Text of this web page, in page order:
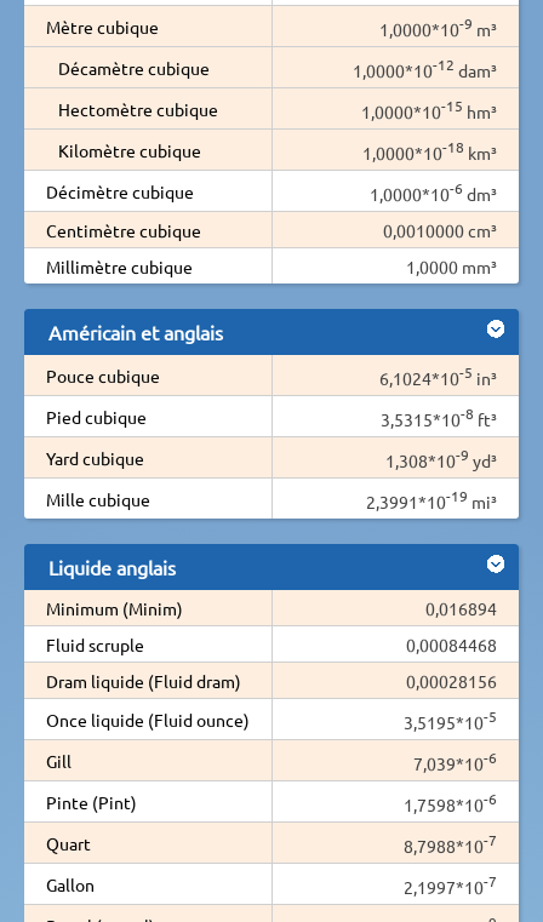
Mètre cubique
1,0000*10-9 m³
Décamètre cubique
1,0000*10-12 dam³
Hectomètre cubique
1,0000*10-15 hm³
Kilomètre cubique
1,0000*10-18 km³
Décimètre cubique
1,0000*10-6 dm³
Centimètre cubique
0,0010000 cm³
Millimètre cubique
1,0000 mm³
Américain et anglais
Pouce cubique 6,1024*10-5 in³
Pied cubique
3,5315*10-8 ft³
Yard cubique
1,308*10-9 yd³
Mille cubique
2,3991*10-19 mi³
Liquide anglais
Minimum (Minim)
0,016894
Fluid scruple
0,00084468
Dram liquide (Fluid dram)
0,00028156
Once liquide (Fluid ounce)
3,5195*10-5
Gill 7,039*10-6
Pinte (Pint) 1,7598*10-6
Quart 8,7988*10-7
Gallon 2,1997*10-7